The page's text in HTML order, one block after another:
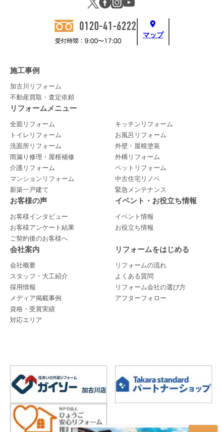
マップ
施工事例
加古川リフォーム
不動産買取・査定依頼
リフォームメニュー
全面リフォーム
キッチンリフォーム
トイレリフォーム
お風呂リフォーム
洗面所リフォーム
外壁・屋根塗装
雨漏り修理・屋根補修
外構リフォーム
介護リフォーム
ペットリフォーム
マンションリフォーム
中古住宅リノベ
新築一戸建て
緊急メンテナンス
お客様の声
お客様インタビュー
お客様アンケート結果
ご契約後のお客様へ
イベント・お役立ち情報
イベント情報
お役立ち情報
会社案内
会社概要
スタッフ・大工紹介
採用情報
メディア掲載事例
資格・受賞実績
対応エリア
リフォームをはじめる
リフォームの流れ
よくある質問
リフォーム会社の選び方
アフターフォロー